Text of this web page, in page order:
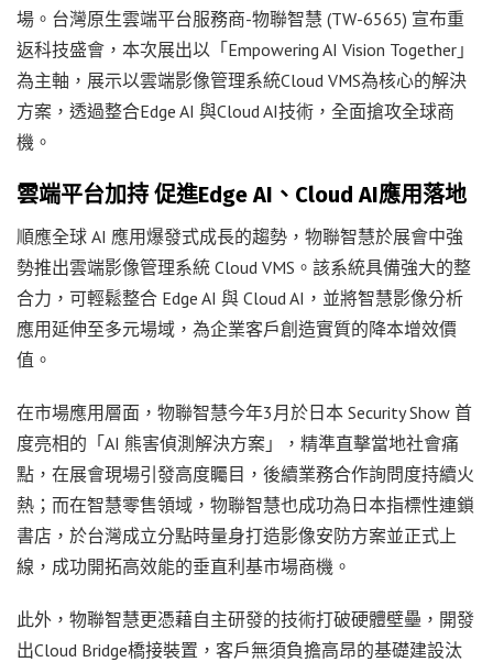
場。台灣原生雲端平台服務商-物聯智慧 (TW-6565) 宣布重
返科技盛會，本次展出以「Empowering AI Vision Together」
為主軸，展示以雲端影像管理系統Cloud VMS為核心的解決
方案，透過整合Edge AI 與Cloud AI技術，全面搶攻全球商
機。
雲端平台加持 促進Edge AI、Cloud AI應用落地
順應全球 AI 應用爆發式成長的趨勢，物聯智慧於展會中強
勢推出雲端影像管理系統 Cloud VMS。該系統具備強大的整
合力，可輕鬆整合 Edge AI 與 Cloud AI，並將智慧影像分析
應用延伸至多元場域，為企業客戶創造實質的降本增效價
值。
在市場應用層面，物聯智慧今年3月於日本 Security Show 首
度亮相的「AI 熊害偵測解決方案」，精準直擊當地社會痛
點，在展會現場引發高度矚目，後續業務合作詢問度持續火
熱；而在智慧零售領域，物聯智慧也成功為日本指標性連鎖
書店，於台灣成立分點時量身打造影像安防方案並正式上
線，成功開拓高效能的垂直利基市場商機。
此外，物聯智慧更憑藉自主研發的技術打破硬體壁壘，開發
出Cloud Bridge橋接裝置，客戶無須負擔高昂的基礎建設汰